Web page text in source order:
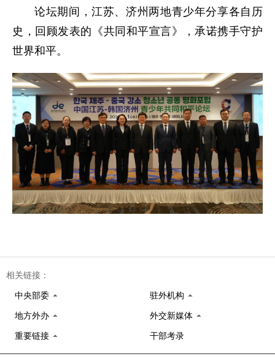
论坛期间，江苏、济州两地青少年分享各自历
史，回顾发表的《共同和平宣言》，承诺携手守护
世界和平。
相关链接：
中央部委 驻外机构
地方外办 外交新媒体
重要链接 干部考录